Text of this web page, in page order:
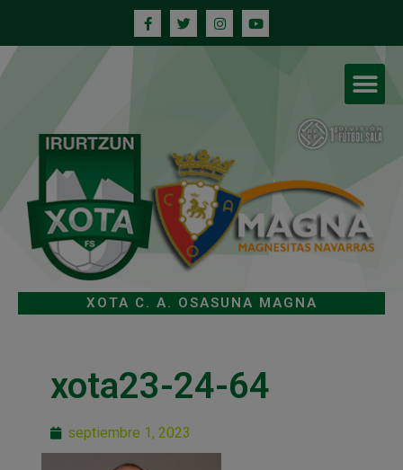
XOTA C. A. OSASUNA MAGNA
xota23-24-64
septiembre 1, 2023